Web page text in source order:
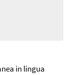
in lingua